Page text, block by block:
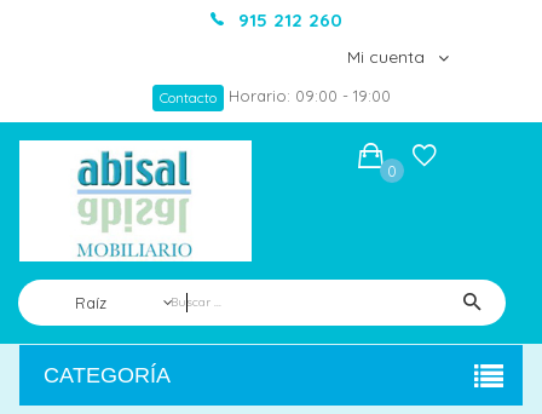
915 212 260
Mi cuenta
Contacto Horario: 09:00 - 19:00
Raíz
0
CATEGORÍA